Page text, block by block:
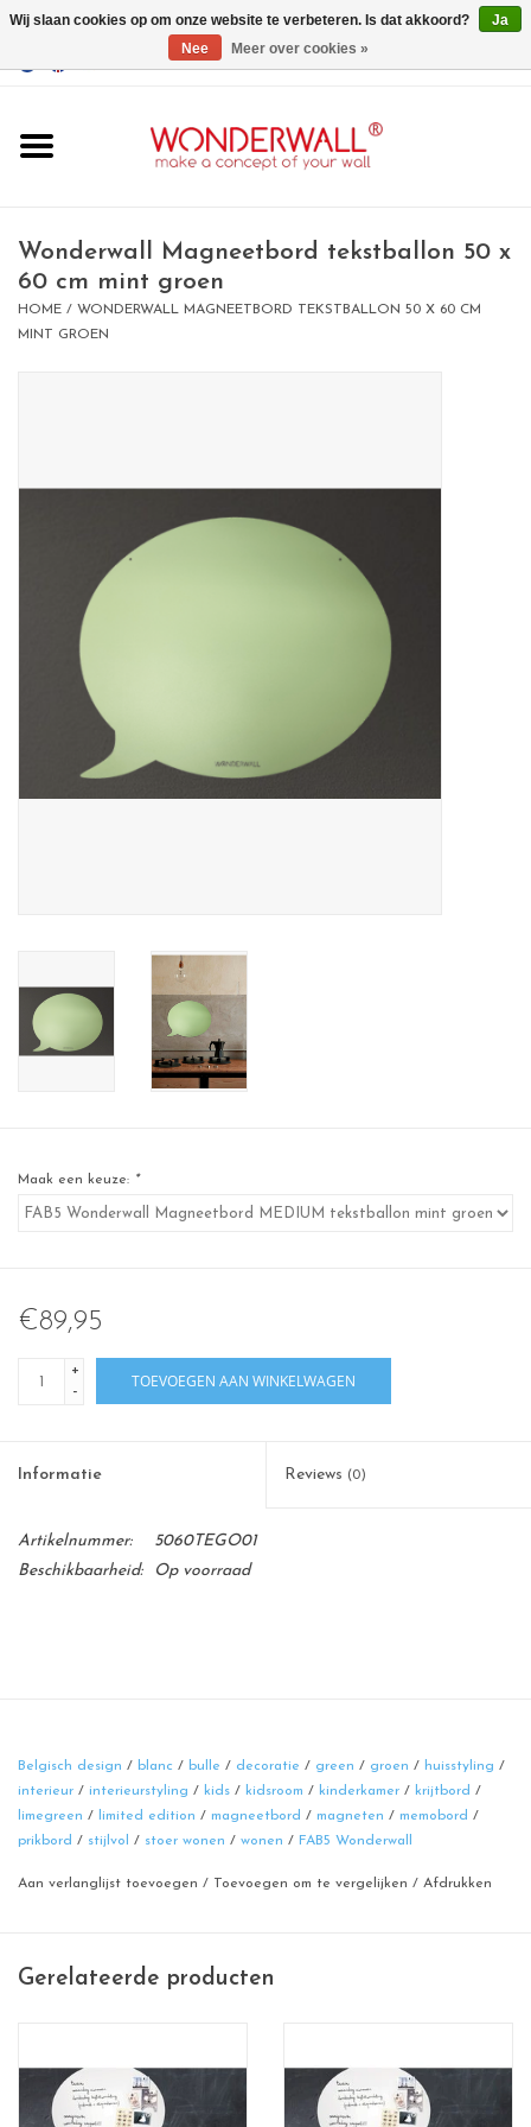
GBP/USD
magneetborden
whiteboards
LIMITED EXCLUSIVES
Wandplanken / Shelves
Rechthoekige , vierkante, ronde
magneetborden
Wonderwall Magneetbord tekstballon 50 x
60 cm mint groen
HOME / WONDERWALL MAGNEETBORD TEKSTBALLON 50 X 60 CM
MINT GROEN
Maak een keuze: *
€89,95
+
-
TOEVOEGEN AAN WINKELWAGEN
Informatie Reviews (0)
Artikelnummer:
5060TEGO01
Beschikbaarheid:
Op voorraad
Magneetbord tekstballon in goud
Ideaal voor je berichtjes naar je huisgenoten, of jezelf!
100% Belgisch design
info? mail inge@fab5.be
Belgisch design / blanc / bulle / decoratie / green / groen / huisstyling /
interieur / interieurstyling / kids / kidsroom / kinderkamer / krijtbord /
limegreen / limited edition / magneetbord / magneten / memobord /
prikbord / stijlvol / stoer wonen / wonen / FAB5 Wonderwall
Aan verlanglijst toevoegen / Toevoegen om te vergelijken / Afdrukken
Gerelateerde producten
Wij slaan cookies op om onze website te verbeteren. Is dat akkoord?
Ja
Nee
Meer over cookies »